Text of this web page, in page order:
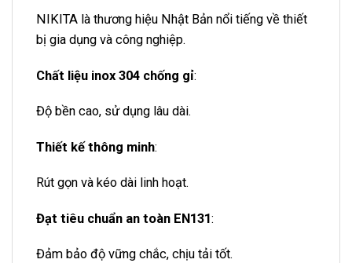
NIKITA là thương hiệu Nhật Bản nổi tiếng về thiết
bị gia dụng và công nghiệp.
Chất liệu inox 304 chống gỉ:
Độ bền cao, sử dụng lâu dài.
Thiết kế thông minh:
Rút gọn và kéo dài linh hoạt.
Đạt tiêu chuẩn an toàn EN131:
Đảm bảo độ vững chắc, chịu tải tốt.